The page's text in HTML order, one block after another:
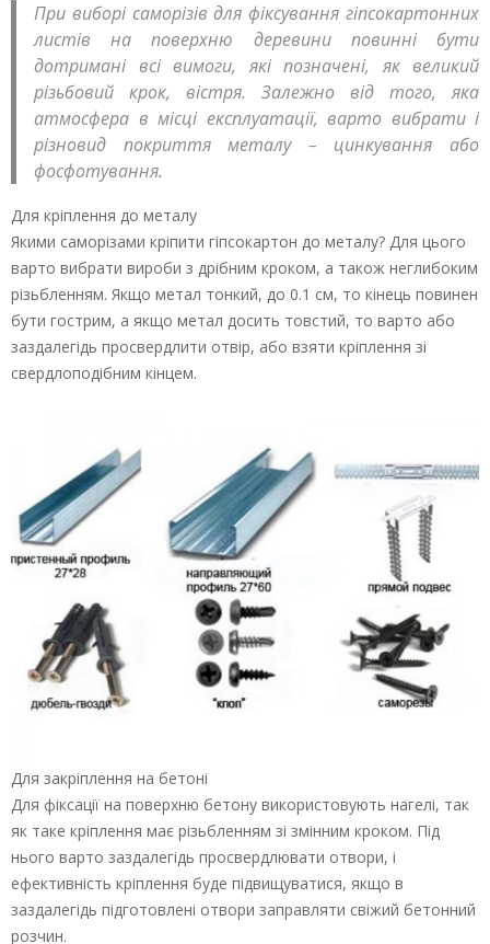
При виборі саморізів для фіксування гіпсокартонних
листів на поверхню деревини повинні бути
дотримані всі вимоги, які позначені, як великий
різьбовий крок, вістря. Залежно від того, яка
атмосфера в місці експлуатації, варто вибрати і
різновид покриття металу – цинкування або
фосфотування.
Для кріплення до металу
Якими саморізами кріпити гіпсокартон до металу? Для цього
варто вибрати вироби з дрібним кроком, а також неглибоким
різьбленням. Якщо метал тонкий, до 0.1 см, то кінець повинен
бути гострим, а якщо метал досить товстий, то варто або
заздалегідь просвердлити отвір, або взяти кріплення зі
свердлоподібним кінцем.
Для закріплення на бетоні
Для фіксації на поверхню бетону використовують нагелі, так
як таке кріплення має різьбленням зі змінним кроком. Під
нього варто заздалегідь просвердлювати отвори, і
ефективність кріплення буде підвищуватися, якщо в
заздалегідь підготовлені отвори заправляти свіжий бетонний
розчин.